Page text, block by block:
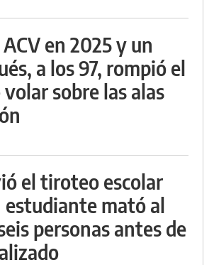
en 2025 y un
a los 97, rompió el
sobre las alas
el tiroteo escolar
estudiante mató al
personas antes de